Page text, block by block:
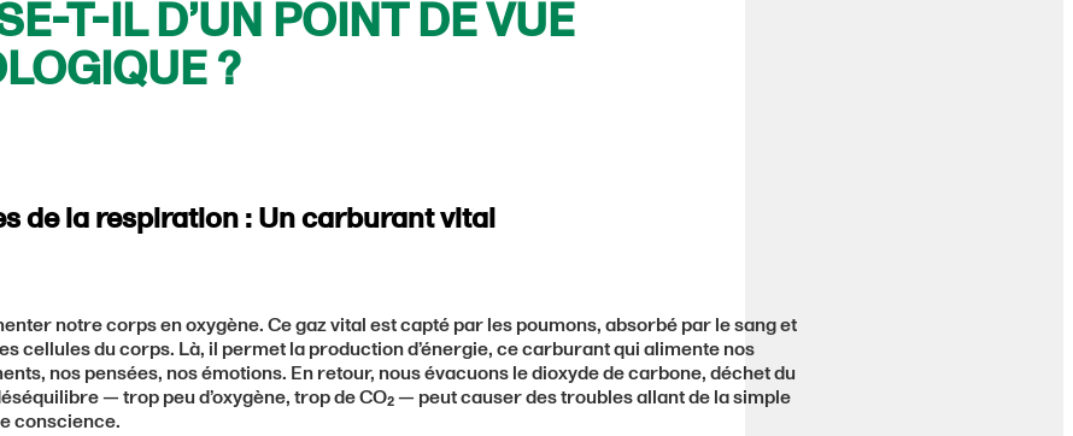
T-IL D’UN POINT DE VUE
?
de la respiration : Un carburant vital
notre corps en oxygène. Ce gaz vital est capté par les poumons, absorbé par le sang et
cellules du corps. Là, il permet la production d’énergie, ce carburant qui alimente nos
nos pensées, nos émotions. En retour, nous évacuons le dioxyde de carbone, déchet du
— trop peu d’oxygène, trop de CO₂ — peut causer des troubles allant de la simple
conscience.